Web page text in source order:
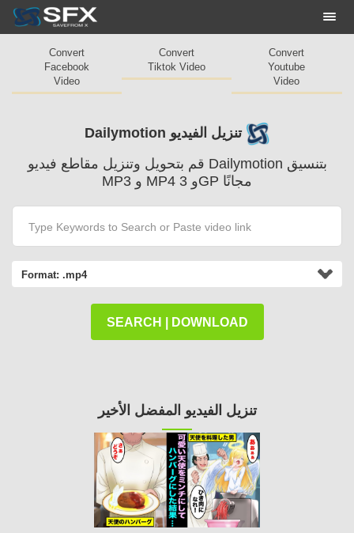
Convert
Facebook
Video
Convert
Tiktok Video
Convert
Youtube
Video
Dailymotion تنزيل الفيديو
قم بتحويل وتنزيل مقاطع فيديو Dailymotion بتنسيق
MP3 و MP4 و 3GP مجانًا
Format: .mp4
SEARCH | DOWNLOAD
تنزيل الفيديو المفضل الأخير